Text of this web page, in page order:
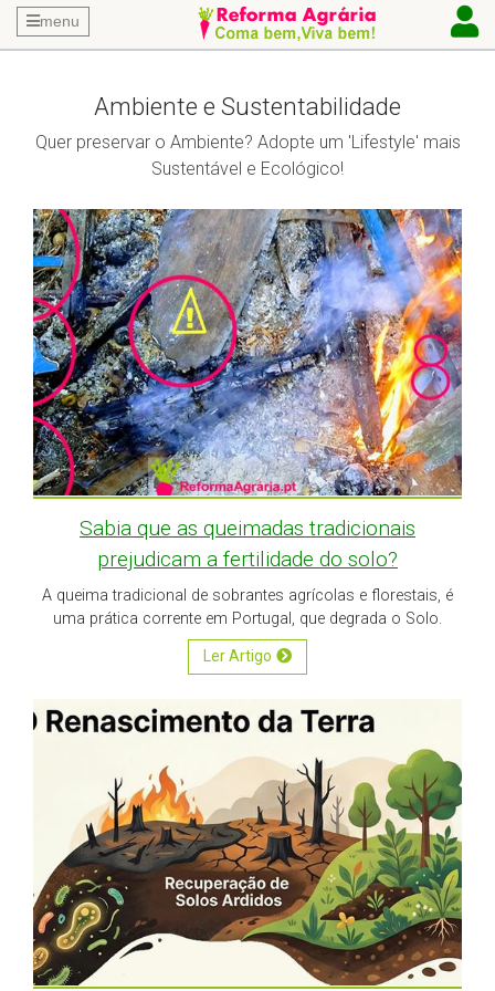
menu
Ambiente e Sustentabilidade
Quer preservar o Ambiente? Adopte um 'Lifestyle' mais
Sustentável e Ecológico!
Sabia que as queimadas tradicionais
prejudicam a fertilidade do solo?
A queima tradicional de sobrantes agrícolas e florestais, é
uma prática corrente em Portugal, que degrada o Solo.
Ler Artigo